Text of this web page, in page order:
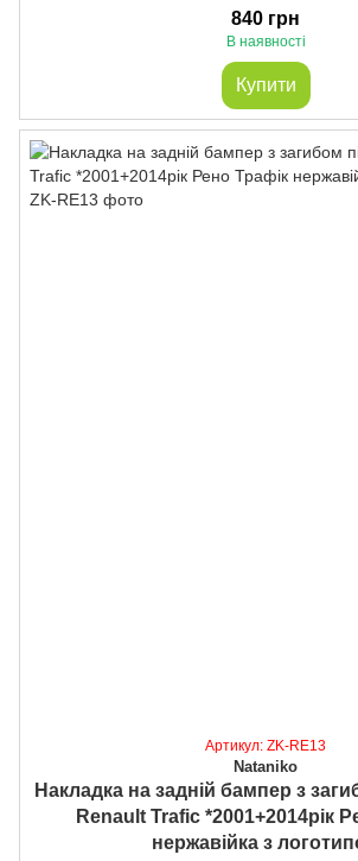
840 грн
В наявності
Купити
Артикул: ZK-RE13
Nataniko
Накладка на задній бампер з
Renault Trafic *2001+2014рік
нержавійка з